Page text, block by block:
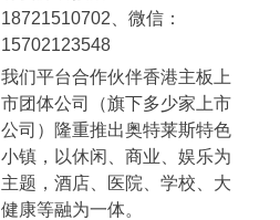
18721510702、微信：
15702123548
我们平台合作伙伴香港主板上
市团体公司（旗下多少家上市
公司）隆重推出奥特莱斯特色
小镇，以休闲、商业、娱乐为
主题，酒店、医院、学校、大
健康等融为一体。